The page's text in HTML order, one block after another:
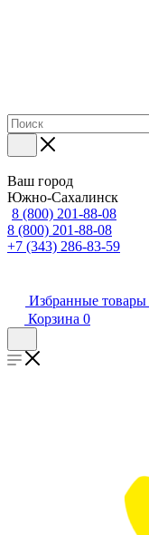
Ваш город
Южно-Сахалинск
8 (800) 201-88-08
8 (800) 201-88-08
+7 (343) 286-83-59
Избранные товары
Корзина 0